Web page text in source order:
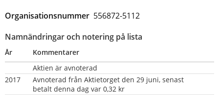
Organisationsnummer 556872-5112
Namnändringar och notering på lista
År
Kommentarer
Aktien är avnoterad
2017
Avnoterad från Aktietorget den 29 juni, senast
betalt denna dag var 0,32 kr